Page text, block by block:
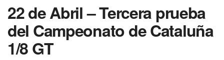
22 de Abril – Tercera prueba
del Campeonato de Cataluña
1/8 GT